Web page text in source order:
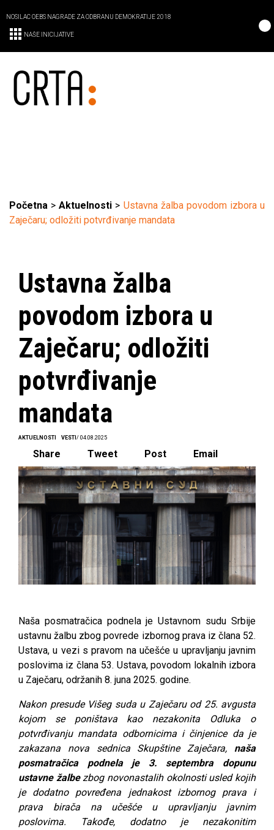
NOSILAC OEBS NAGRADE ZA ODBRANU DEMOKRATIJE 2018
NAŠE INICIJATIVE
Početna >Aktuelnosti > Ustavna žalba povodom izbora u
Zaječaru; odložiti potvrđivanje mandata
Ustavna žalba
povodom izbora u
Zaječaru; odložiti
potvrđivanje
mandata
AKTUELNOSTI VESTI / 04.08.2025
Share Tweet Post Email
Naša posmatračica podnela je Ustavnom sudu Srbije
ustavnu žalbu zbog povrede izbornog prava iz člana 52.
Ustava, u vezi s pravom na učešće u upravljanju javnim
poslovima iz člana 53. Ustava, povodom lokalnih izbora
u Zaječaru, održanih 8. juna 2025. godine.
Nakon presude Višeg suda u Zaječaru od 25. avgusta
kojom se poništava kao nezakonita Odluka o
potvrđivanju mandata odbornicima i činjenice da je
zakazana nova sednica Skupštine Zaječara, naša
posmatračica podnela je 3. septembra dopunu
ustavne žalbezbog novonastalih okolnosti usled kojih
je dodatno povređena jednakost izbornog prava i
prava birača na učešće u upravljanju javnim
poslovima. Takođe, dodatno je nezakonitim